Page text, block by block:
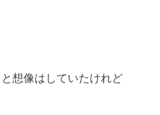
想像はしていたけれど